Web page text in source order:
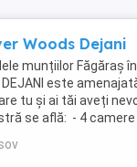
Woods Dejani
munțiilor Făgăraș
DEJANI este
tu și ai tăi aveți
se află: - 4 camere
utilată - espressor